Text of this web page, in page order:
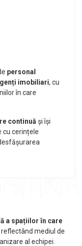
personal
imobiliari, cu
în care
continuă și își
cerințele
a spațiilor în care
reflectând mediul de
al echipei.